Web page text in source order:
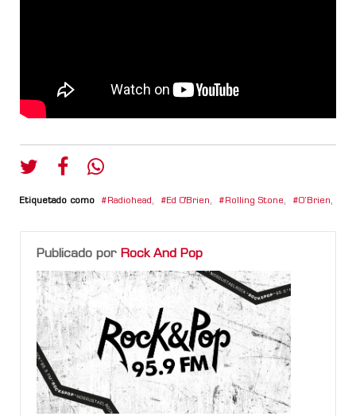
Etiquetado como Radiohead , Ed O'Brien, Rolling Stone, O’Brien,
Publicado por Rock And Pop